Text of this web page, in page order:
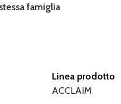
famiglia
Linea prodotto
ACCLAIM